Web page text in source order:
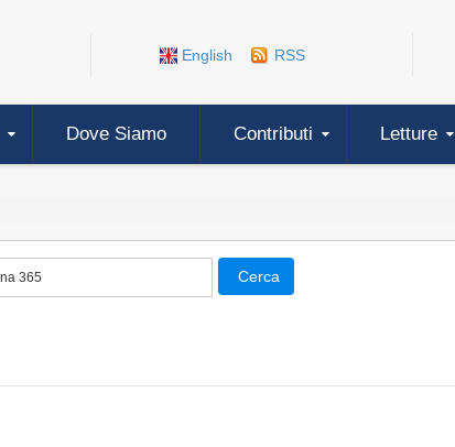
English RSS
Dove Siamo Contributi Letture
Cerca